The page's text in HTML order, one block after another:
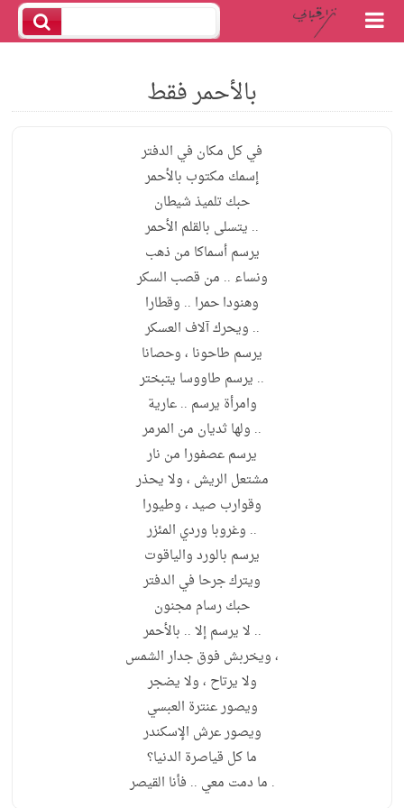
بالأحمر فقط
في كل مكان في الدفتر
إسمك مكتوب بالأحمر
حبك تلميذ شيطان
.. يتسلى بالقلم الأحمر
يرسم أسماكا من ذهب
ونساء .. من قصب السكر
وهنودا حمرا .. وقطارا
.. ويحرك آلاف العسكر
يرسم طاحونا ، وحصانا
.. يرسم طاووسا يتبختر
وامرأة يرسم .. عارية
.. ولها ثديان من المرمر
يرسم عصفورا من نار
مشتعل الريش ، ولا يحذر
وقوارب صيد ، وطيورا
.. وغروبا وردي المئزر
يرسم بالورد والياقوت
ويترك جرحا في الدفتر
حبك رسام مجنون
.. لا يرسم إلا .. بالأحمر
، ويخربش فوق جدار الشمس
ولا يرتاح ، ولا يضجر
ويصور عنترة العبسي
ويصور عرش الإسكندر
ما كل قياصرة الدنيا؟
. ما دمت معي .. فأنا القيصر